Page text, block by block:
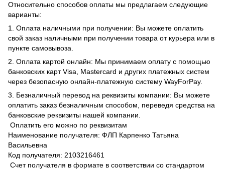
Относительно способов оплаты мы предлагаем следующие
варианты:
1. Оплата наличными при получении: Вы можете оплатить
свой заказ наличными при получении товара от курьера или в
пункте самовывоза.
2. Оплата картой онлайн: Мы принимаем оплату с помощью
банковских карт Visa, Mastercard и других платежных систем
через безопасную онлайн-платежную систему WayForPay.
3. Безналичный перевод на реквизиты компании: Вы можете
оплатить заказ безналичным способом, переведя средства на
банковские реквизиты нашей компании.
Оплатить его можно по реквизитам
Наименование получателя: ФЛП Карпенко Татьяна
Васильевна
Код получателя: 2103216461
Счет получателя в формате в соответствии со стандартом